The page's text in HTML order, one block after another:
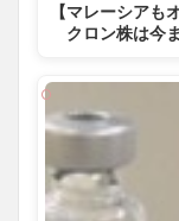
【マレーシアも
クロン株は今